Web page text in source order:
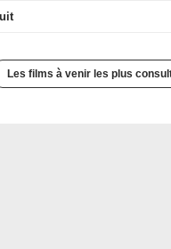
Les films à venir les plus